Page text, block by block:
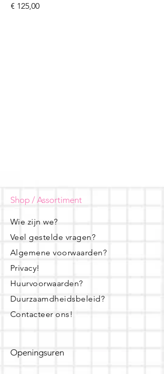
Prijs
€ 125,00
Shop / Assortiment
Wie zijn we?
Veel gestelde vragen?
Algemene voorwaarden?
Privacy!
Huurvoorwaarden?
Duurzaamdheidsbeleid?
Contacteer ons!
Openingsuren